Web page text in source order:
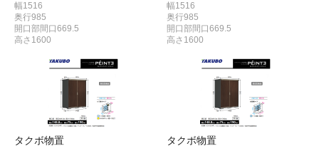
幅1516
奥行985
開口部間口669.5
高さ1600
幅1516
奥行985
開口部間口669.5
高さ1600
タクボ物置 タクボ物置